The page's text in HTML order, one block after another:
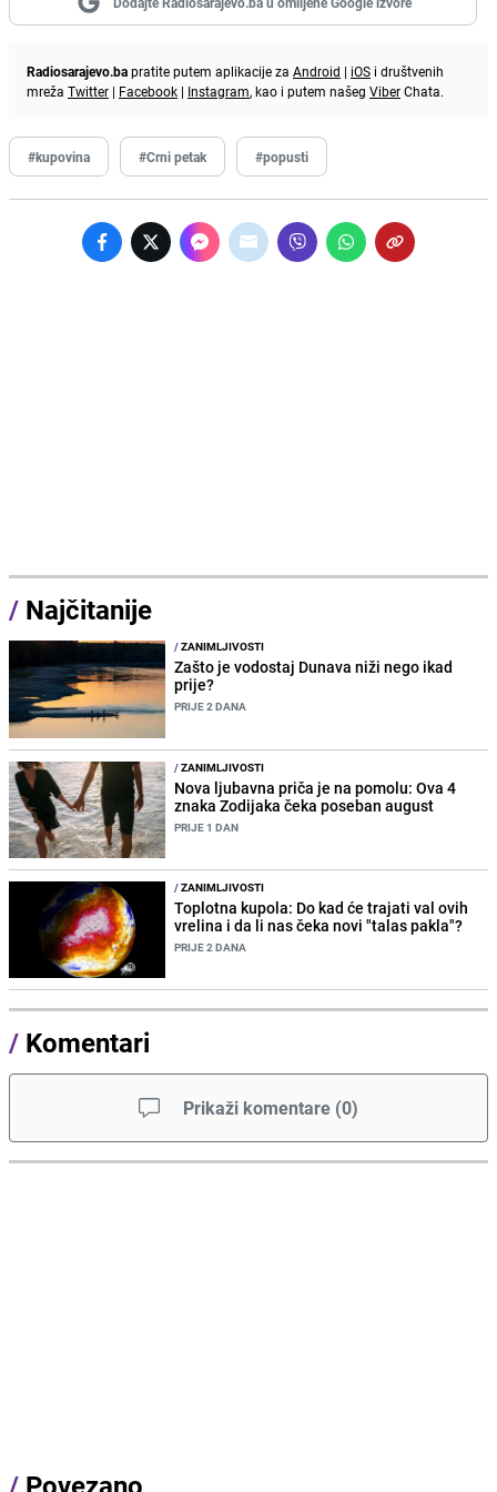
Radiosarajevo.bapratite putem aplikacije za Android | iOS i društvenih
mreža Twitter | Facebook | Instagram, kao i putem našeg ViberChata.
#kupovina #Crni petak #popusti
/ Najčitanije
/ZANIMLJIVOSTI
Zašto je vodostaj Dunava niži nego ikad
prije?
PRIJE 2 DANA
/ZANIMLJIVOSTI
Nova ljubavna priča je na pomolu: Ova 4
znaka Zodijaka čeka poseban august
PRIJE 1 DAN
/ZANIMLJIVOSTI
Toplotna kupola: Do kad će trajati val ovih
vrelina i da li nas čeka novi "talas pakla"?
PRIJE 2 DANA
/ Komentari
Prikaži komentare (0)